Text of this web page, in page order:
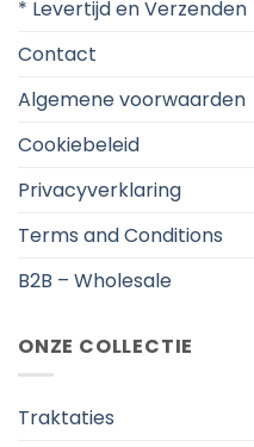
* Levertijd en Verzenden
Contact
Algemene voorwaarden
Cookiebeleid
Privacyverklaring
Terms and Conditions
B2B – Wholesale
ONZE COLLECTIE
Traktaties